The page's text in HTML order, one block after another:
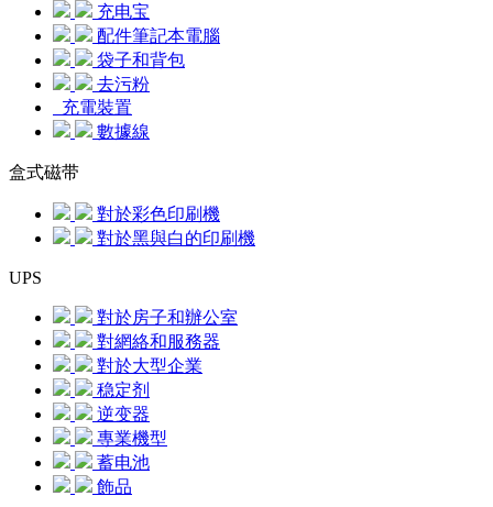
充电宝
配件筆記本電腦
袋子和背包
去污粉
充電裝置
數據線
盒式磁带
對於彩色印刷機
對於黑與白的印刷機
UPS
對於房子和辦公室
對網絡和服務器
對於大型企業
稳定剂
逆变器
專業機型
蓄电池
飾品